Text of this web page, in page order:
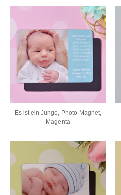
Es ist ein Junge, Photo-Magnet,
Magenta